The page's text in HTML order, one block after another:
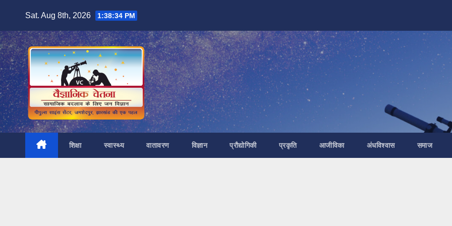
content
Sat. Aug 8th, 2026 1:38:35 PM
शिक्षा स्वास्थ्य वातावरण विज्ञान प्रौद्योगिकी प्रकृति आजीविका अंधविश्वास समाज